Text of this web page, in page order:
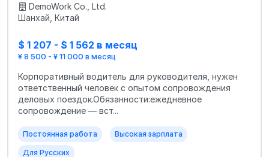
DemoWork Co., Ltd.
Шанхай, Китай
$ 1 207 - $ 1 562 в месяц
¥ 8 500 - ¥ 11 000 в месяц
Корпоративный водитель для руководителя, нужен
ответственный человек с опытом сопровождения
деловых поездок.Обязанности:ежедневное
сопровождение — вст...
Постоянная работа Высокая зарплата
Для Русских